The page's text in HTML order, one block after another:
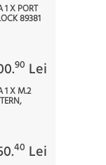
1 X PORT
89381
90 Lei
1 X M.2
40 Lei